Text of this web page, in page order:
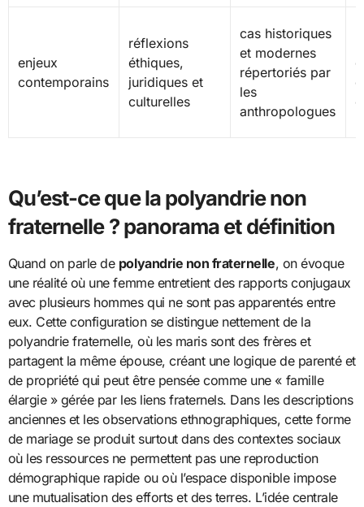
enjeux
contemporains
réflexions
éthiques,
juridiques et
culturelles
cas historiques
et modernes
répertoriés par
les
anthropologues
Qu’est-ce que la polyandrie non
fraternelle ? panorama et définition
Quand on parle de polyandrie non fraternelle, on évoque
une réalité où une femme entretient des rapports conjugaux
avec plusieurs hommes qui ne sont pas apparentés entre
eux. Cette configuration se distingue nettement de la
polyandrie fraternelle, où les maris sont des frères et
partagent la même épouse, créant une logique de parenté et
de propriété qui peut être pensée comme une « famille
élargie » gérée par les liens fraternels. Dans les descriptions
anciennes et les observations ethnographiques, cette forme
de mariage se produit surtout dans des contextes sociaux
où les ressources ne permettent pas une reproduction
démographique rapide ou où l’espace disponible impose
une mutualisation des efforts et des terres. L’idée centrale